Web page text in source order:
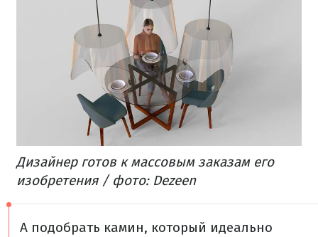
Дизайнер готов к массовым заказам его
изобретения / фото: Dezeen
А подобрать камин, который идеально